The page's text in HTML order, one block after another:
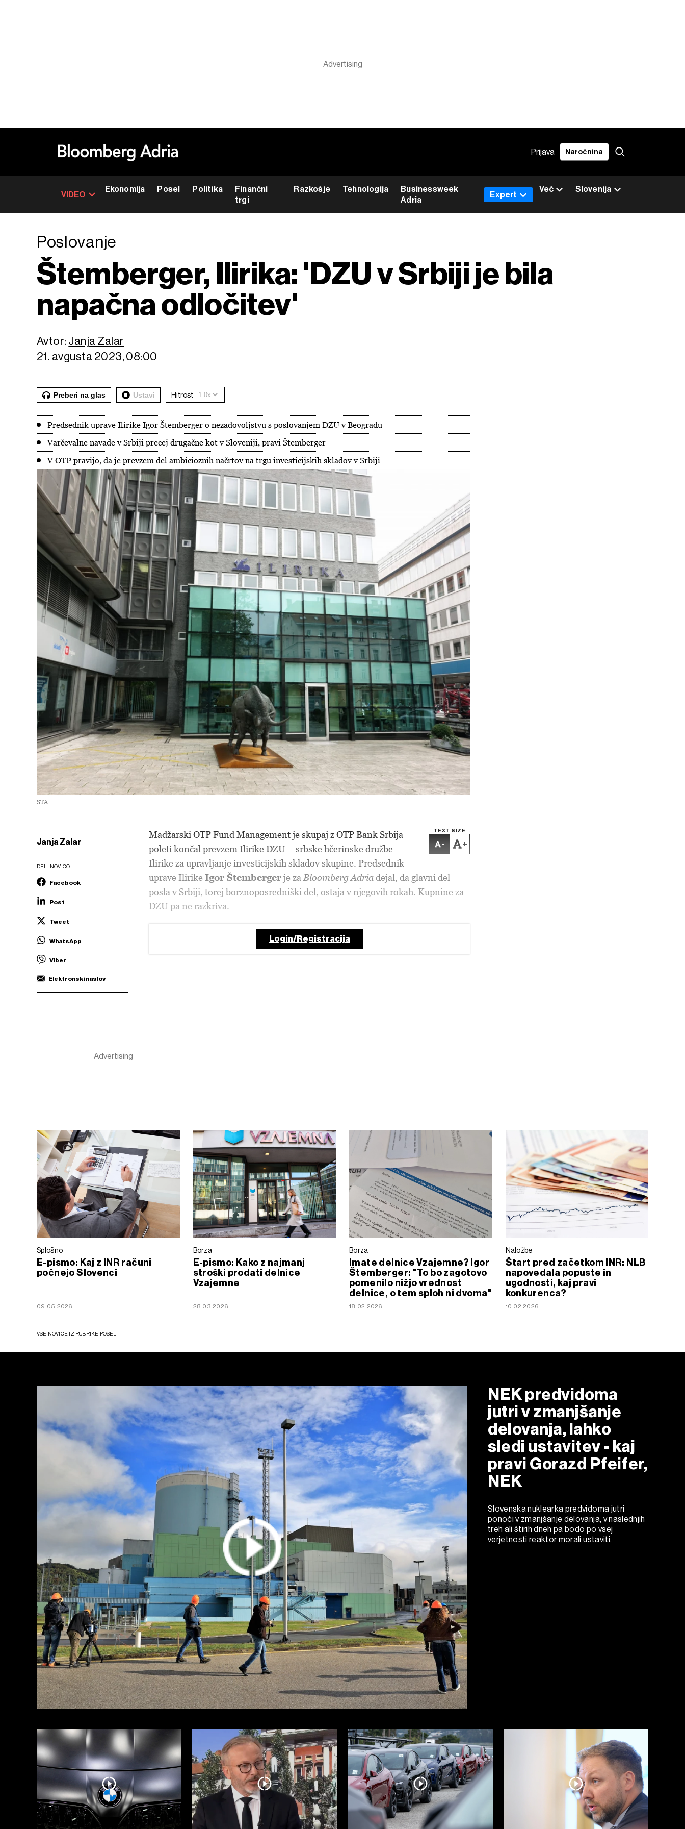
Prijava Naročnina
VIDEO
Ekonomija Posel Politika
Finančni
trgi
Razkošje Tehnologija
Businessweek
Adria
Slovenija
Expert
Več
Poslovanje
Štemberger, Ilirika: 'DZU v Srbiji je bila
napačna odločitev'
Avtor: Janja Zalar
21. avgusta 2023, 08:00
Preberi na glas Ustavi Hitrost
Predsednik uprave Ilirike Igor Štemberger o nezadovoljstvu s poslovanjem DZU v Beogradu
Varčevalne navade v Srbiji precej drugačne kot v Sloveniji, pravi Štemberger
V OTP pravijo, da je prevzem del ambicioznih načrtov na trgu investicijskih skladov v Srbiji
STA
Janja Zalar
DELI NOVICO
Facebook
Post
Tweet
WhatsApp
Viber
Elektronski naslov
TEXT SIZE
- +
Madžarski OTP Fund Management je skupaj z OTP Bank Srbija
poleti končal prevzem Ilirike DZU – srbske hčerinske družbe
Ilirike za upravljanje investicijskih skladov skupine. Predsednik
uprave Ilirike Igor Štembergerje za Bloomberg Adriadejal, da glavni del
posla v Srbiji, torej borznoposredniški del, ostaja v njegovih rokah. Kupnine za
DZU pa ne razkriva.
Login/Registracija
Splošno
E-pismo: Kaj z INR računi
počnejo Slovenci
09.05.2026
Borza
E-pismo: Kako z najmanj
stroški prodati delnice
Vzajemne
28.03.2026
Borza
Imate delnice Vzajemne? Igor
Štemberger: "To bo zagotovo
pomenilo nižjo vrednost
delnice, o tem sploh ni dvoma"
18.02.2026
Naložbe
Štart pred začetkom INR: NLB
napovedala popuste in
ugodnosti, kaj pravi
konkurenca?
10.02.2026
VSE NOVICE IZ RUBRIKE POSEL
NEK predvidoma
jutri v zmanjšanje
delovanja, lahko
sledi ustavitev - kaj
pravi Gorazd Pfeifer,
NEK
Slovenska nuklearka predvidoma jutri
ponoči v zmanjšanje delovanja, v naslednjih
treh ali štirih dneh pa bodo po vsej
verjetnosti reaktor morali ustaviti.